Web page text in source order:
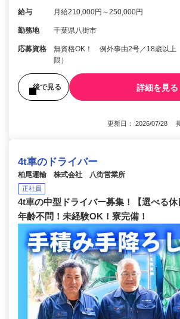
給与 月給210,000円～250,000円
勤務地 千葉県八街市
応募資格
無資格OK！ 例外事由2号／18歳以上
限）
後で見る 詳細を見る
更新日： 2026/07/28
4t車のドライバー
柏尾運輸 株式会社 八街営業所
正社員
4t車の中型ドライバー募集！【選べる休
年齢不問！未経験OK！寮完備！